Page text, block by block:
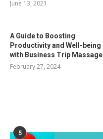
June 13, 2021
A Guide to Boosting
Productivity and Well-being
with Business Trip Massage
February 27, 2024
5